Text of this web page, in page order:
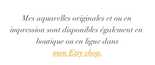
Mes aquarelles originales et ou en
impression sont disponibles également en
boutique ou en ligne dans
mon Etsy shop.